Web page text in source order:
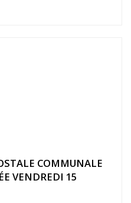
COMMUNALE
VENDREDI 15